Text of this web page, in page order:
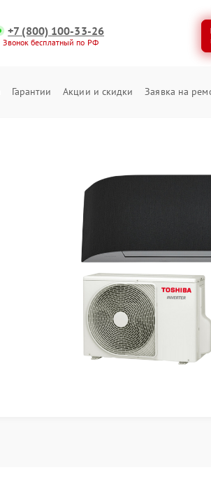
+7 (800) 100-33-26
Звонок бесплатный по РФ
Гарантии Акции и скидки Заявка на